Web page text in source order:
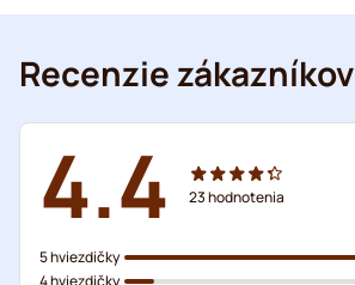
Recenzie zákazníkov
4.4 23hodnotenia
5 hviezdičky
4 hviezdičky